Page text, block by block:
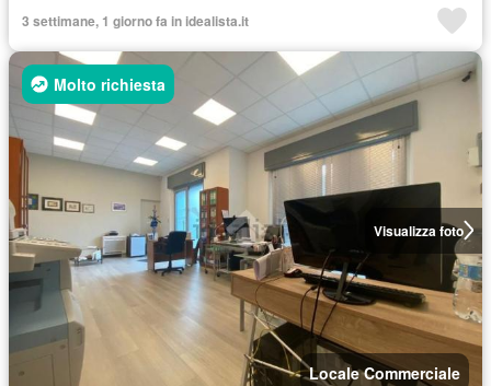
3 settimane, 1 giorno fa in idealista.it
Visualizza foto
Molto richiesta
Locale Commerciale